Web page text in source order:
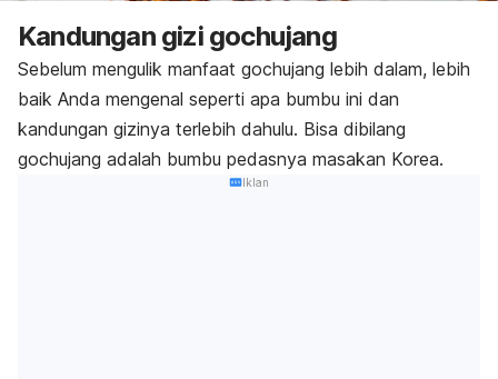
Kandungan gizi gochujang
Sebelum mengulik manfaat gochujang lebih dalam, lebih
baik Anda mengenal seperti apa bumbu ini dan
kandungan gizinya terlebih dahulu. Bisa dibilang
gochujang adalah bumbu pedasnya masakan Korea.
Iklan